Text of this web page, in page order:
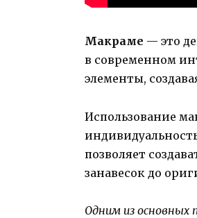
Макраме — это
в современном
элементы,
Использование
позволяет
занавесок до
Одним из основных